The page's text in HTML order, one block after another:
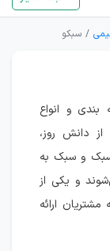
سبکو
بسته بندی و انواع
دانش روز،
و سبک به
و یکی از
ارائه